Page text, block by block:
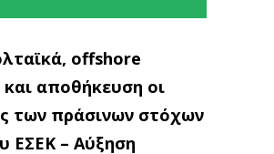
offshore
και αποθήκευση οι
των πράσινων στόχων
ΕΣΕΚ – Αύξηση